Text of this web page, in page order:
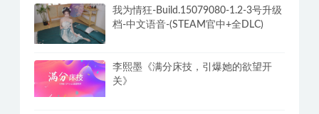
我为情狂-Build.15079080-1.2-3号升级
档-中文语音-(STEAM官中+全DLC)
李熙墨《满分床技，引爆她的欲望开
关》